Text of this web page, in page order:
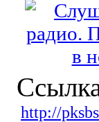
http://